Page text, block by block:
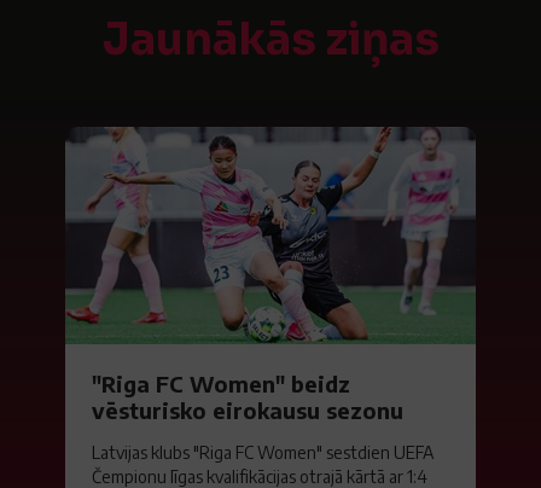
Jaunākās ziņas
"Riga FC Women" beidz
vēsturisko eirokausu sezonu
Latvijas klubs "Riga FC Women" sestdien UEFA
Čempionu līgas kvalifikācijas otrajā kārtā ar 1:4